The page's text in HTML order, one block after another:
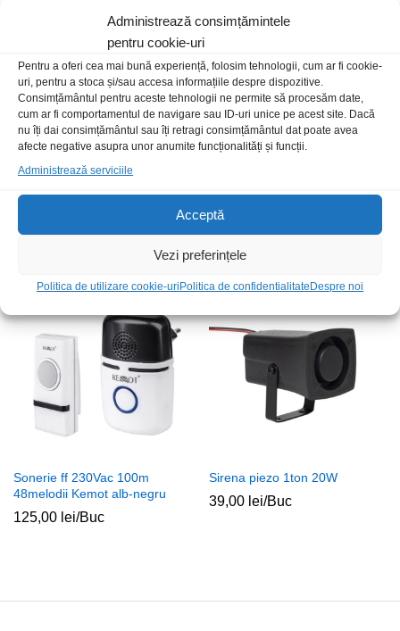
Administrează consimțămintele
pentru cookie-uri
Pentru a oferi cea mai bună experiență, folosim tehnologii, cum ar fi cookie-
uri, pentru a stoca și/sau accesa informațiile despre dispozitive.
Consimțământul pentru aceste tehnologii ne permite să procesăm date,
cum ar fi comportamentul de navigare sau ID-uri unice pe acest site. Dacă
nu îți dai consimțământul sau îți retragi consimțământul dat poate avea
afecte negative asupra unor anumite funcționalități și funcții.
Administrează serviciile
Acceptă
Vezi preferințele
Politica de utilizare cookie-uri Politica de confidentialitate Despre noi
Cablu alim monitor 5m
numarului
Stoc epuizat
Sonerie ff 230Vac 100m
48melodii Kemot alb-negru
125,00 lei/Buc
Sirena piezo 1ton 20W
39,00 lei/Buc